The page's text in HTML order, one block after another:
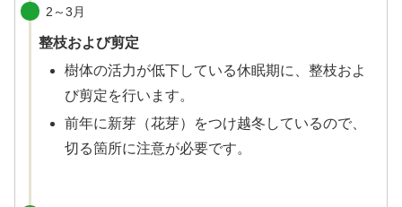
2～3月
整枝および剪定
樹体の活力が低下している休眠期に、整枝およ
び剪定を行います。
前年に新芽（花芽）をつけ越冬しているので、
切る箇所に注意が必要です。